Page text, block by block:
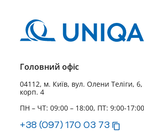
Головний офіс
04112, м. Київ, вул. Олени Теліги, 6,
корп. 4
ПН – ЧТ: 09:00 – 18:00, ПТ: 9:00-17:00
+38 (097) 170 03 73